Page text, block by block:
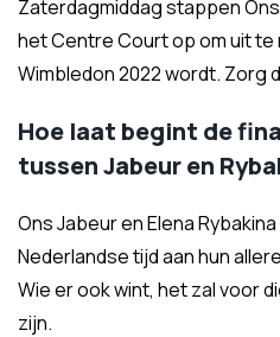
Zaterdagmiddag stappen
het Centre Court op om uit te
Wimbledon 2022 wordt. Zorg
Hoe laat begint de
tussen Jabeur en
Ons Jabeur en Elena
Nederlandse tijd aan hun
Wie er ook wint, het zal voor
zijn.